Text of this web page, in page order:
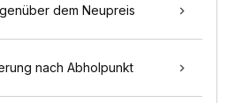
dem Neupreis
nach Abholpunkt